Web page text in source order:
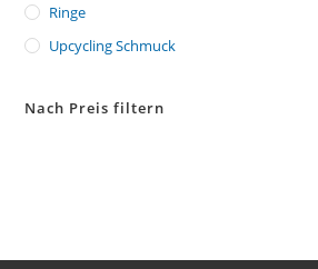
Ringe
Upcycling Schmuck
Nach Preis filtern